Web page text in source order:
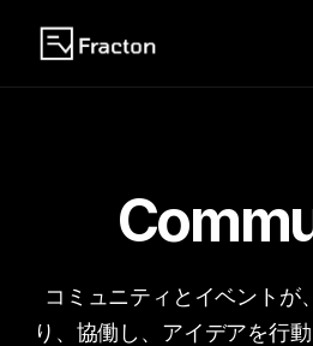
コミュニティとイベントが
り、協働し、アイデアを行